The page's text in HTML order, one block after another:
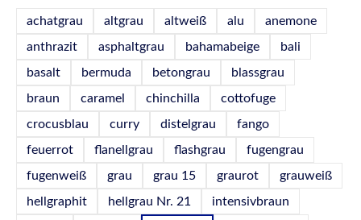
achatgrau altgrau altweiß alu
anemone
anthrazit
asphaltgrau bahamabeige
bali
basalt
bermuda betongrau
blassgrau
braun
caramel chinchilla
cottofuge
crocusblau
curry distelgrau
fango
feuerrot
flanellgrau flashgrau
fugengrau
fugenweiß
grau grau 15 graurot
grauweiß
hellgraphit
hellgrau Nr. 21 intensivbraun